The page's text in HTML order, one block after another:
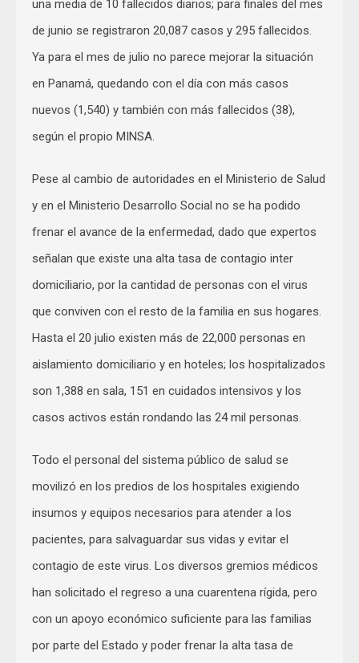
una media de 10 fallecidos diarios; para finales del mes
de junio se registraron 20,087 casos y 295 fallecidos.
Ya para el mes de julio no parece mejorar la situación
en Panamá, quedando con el día con más casos
nuevos (1,540) y también con más fallecidos (38),
según el propio MINSA.
Pese al cambio de autoridades en el Ministerio de Salud
y en el Ministerio Desarrollo Social no se ha podido
frenar el avance de la enfermedad, dado que expertos
señalan que existe una alta tasa de contagio inter
domiciliario, por la cantidad de personas con el virus
que conviven con el resto de la familia en sus hogares.
Hasta el 20 julio existen más de 22,000 personas en
aislamiento domiciliario y en hoteles; los hospitalizados
son 1,388 en sala, 151 en cuidados intensivos y los
casos activos están rondando las 24 mil personas.
Todo el personal del sistema público de salud se
movilizó en los predios de los hospitales exigiendo
insumos y equipos necesarios para atender a los
pacientes, para salvaguardar sus vidas y evitar el
contagio de este virus. Los diversos gremios médicos
han solicitado el regreso a una cuarentena rígida, pero
con un apoyo económico suficiente para las familias
por parte del Estado y poder frenar la alta tasa de